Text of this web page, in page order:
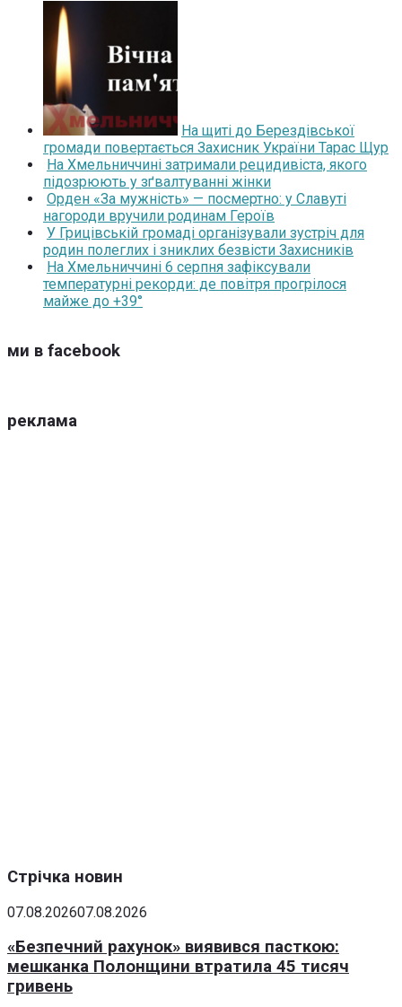
На щиті до Берездівської
громади повертається Захисник України Тарас Щур
На Хмельниччині затримали рецидивіста, якого
підозрюють у зґвалтуванні жінки
Орден «За мужність» — посмертно: у Славуті
нагороди вручили родинам Героїв
У Грицівській громаді організували зустріч для
родин полеглих і зниклих безвісти Захисників
На Хмельниччині 6 серпня зафіксували
температурні рекорди: де повітря прогрілося
майже до +39°
ми в facebook
реклама
Стрічка новин
07.08.202607.08.2026
«Безпечний рахунок» виявився пасткою:
мешканка Полонщини втратила 45 тисяч
гривень